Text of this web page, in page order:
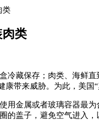
类
类
藏保存；肉类、海鲜
带来威胁。为此，美
金属或者玻璃容器最为
的盖子，避免空气进入